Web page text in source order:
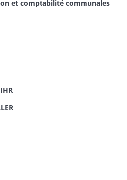
et comptabilité communales